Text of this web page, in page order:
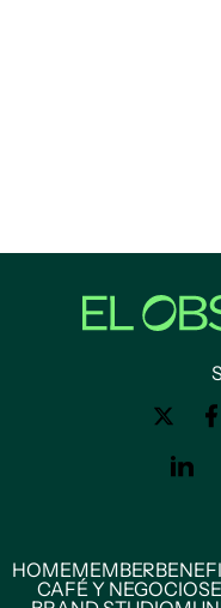
HOMEMEMBER
CAFÉ Y NEGOCIOS